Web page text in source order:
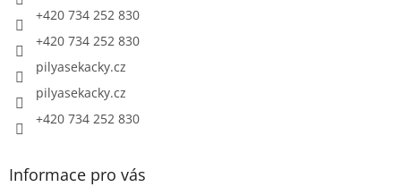
+420 734 252 830
+420 734 252 830
pilyasekacky.cz
pilyasekacky.cz
+420 734 252 830
Informace pro vás